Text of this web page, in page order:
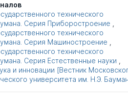
технического
Серия Приборостроение
технического
Серия Машиностроение
технического
Серия Естественные науки
и инновации [Вестник
университета им. Н.Э.